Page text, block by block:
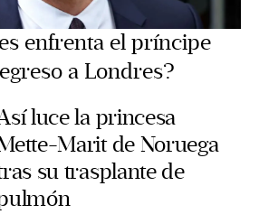
enfrenta el príncipe
a Londres?
luce la princesa
Marit de Noruega
su trasplante de